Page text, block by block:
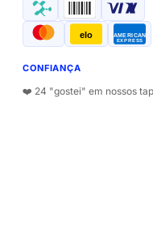
elo AMERICAN
EXPRESS
CONFIANÇA
❤️ 24 "gostei" em nossos